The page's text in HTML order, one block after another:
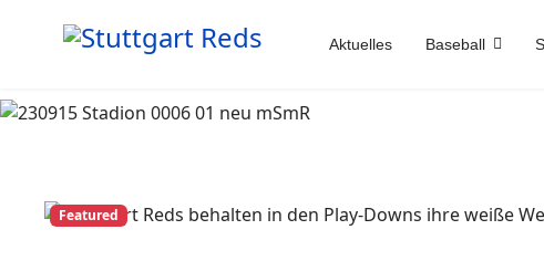
Aktuelles Baseball
Featured